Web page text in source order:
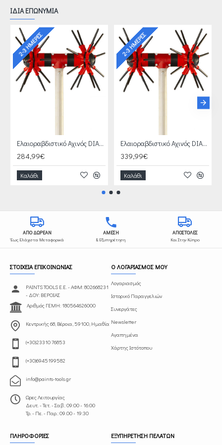
ΙΔΙΑ ΕΠΩΝΥΜΙΑ
2-3 ΗΜΈΡΕΣ
Ελαιοραβδιστικό Αχινός DIABLO 4X4 12-18V YAMASTIK
284,99€
Καλάθι
2-3 ΗΜΈΡΕΣ
Ελαιοραβδιστικό Αχινός DIABLO 4X4 BRUSHLESS 12-15V YAMASTIK
339,99€
Καλάθι
ΑΠΟ ΔΩΡΕΑΝ
Έως Ελάχιστα Μεταφορικά
ΑΜΕΣΗ
& Εξυπηρέτηση
ΑΠΟΣΤΟΛΕΣ
Και Στην Κύπρο
ΣΤΟΙΧΕΙΑ ΕΠΙΚΟΙΝΩΝΙΑΣ
PAINTS TOOLS Ε.Ε. - ΑΦΜ: 802668231
- ΔΟΥ: ΒΕΡΟΙΑΣ
Αριθμός ΓΕΜΗ: 180564626000
Κεντρικής 68, Βέροια, 59100, Ημαθία
(+30)23310 76853
(+30)6945199582
info@paints-tools.gr
Ωρες Λειτουργίας
Δευτ. - Τετ. - Σαβ.: 09:00 - 16:00
Τρ. - Πε. - Παρ.: 09.00 - 19:30
Ο ΛΟΓΑΡΙΑΣΜΟΣ ΜΟΥ
Λογαριασμός
Ιστορικό Παραγγελιών
Συνεργάτες
Newsletter
Αγαπημένα
Χάρτης Ιστότοπου
ΠΛΗΡΟΦΟΡΙΕΣ ΕΞΥΠΗΡΕΤΗΣΗ ΠΕΛΑΤΩΝ